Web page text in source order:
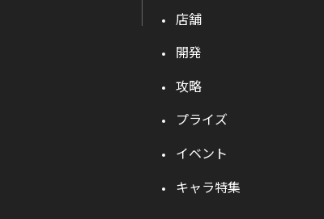
店舗
開発
攻略
プライズ
イベント
キャラ特集